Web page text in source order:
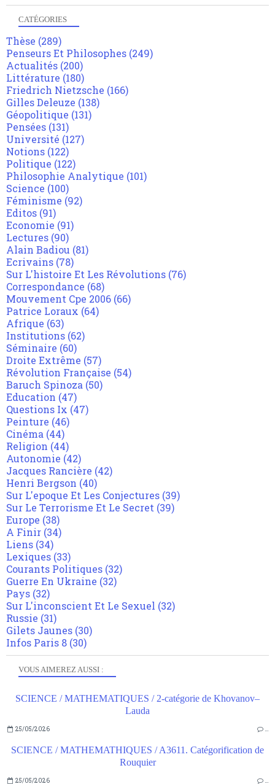
VOUS AIMEREZ AUSSI :
SCIENCE / MATHEMATIQUES / 2-catégorie de Khovanov–
Lauda
25/05/2026 …
SCIENCE / MATHEMATHIQUES / A3611. Catégorification de
Rouquier
25/05/2026 …
CATÉGORIES
Thèse (289)
Penseurs Et Philosophes (249)
Actualités (200)
Littérature (180)
Friedrich Nietzsche (166)
Gilles Deleuze (138)
Géopolitique (131)
Pensées (131)
Université (127)
Notions (122)
Politique (122)
Philosophie Analytique (101)
Science (100)
Féminisme (92)
Editos (91)
Economie (91)
Lectures (90)
Alain Badiou (81)
Ecrivains (78)
Sur L'histoire Et Les Révolutions (76)
Correspondance (68)
Mouvement Cpe 2006 (66)
Patrice Loraux (64)
Afrique (63)
Institutions (62)
Séminaire (60)
Droite Extrême (57)
Révolution Française (54)
Baruch Spinoza (50)
Education (47)
Questions Ix (47)
Peinture (46)
Cinéma (44)
Religion (44)
Autonomie (42)
Jacques Rancière (42)
Henri Bergson (40)
Sur L'epoque Et Les Conjectures (39)
Sur Le Terrorisme Et Le Secret (39)
Europe (38)
A Finir (34)
Liens (34)
Lexiques (33)
Courants Politiques (32)
Guerre En Ukraine (32)
Pays (32)
Sur L'inconscient Et Le Sexuel (32)
Russie (31)
Gilets Jaunes (30)
Infos Paris 8 (30)